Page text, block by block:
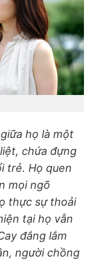
họ là một
chứa đựng
trẻ. Họ quen
mọi ngõ
thực sự thoải
tại họ vẫn
đắng lắm
người chồng